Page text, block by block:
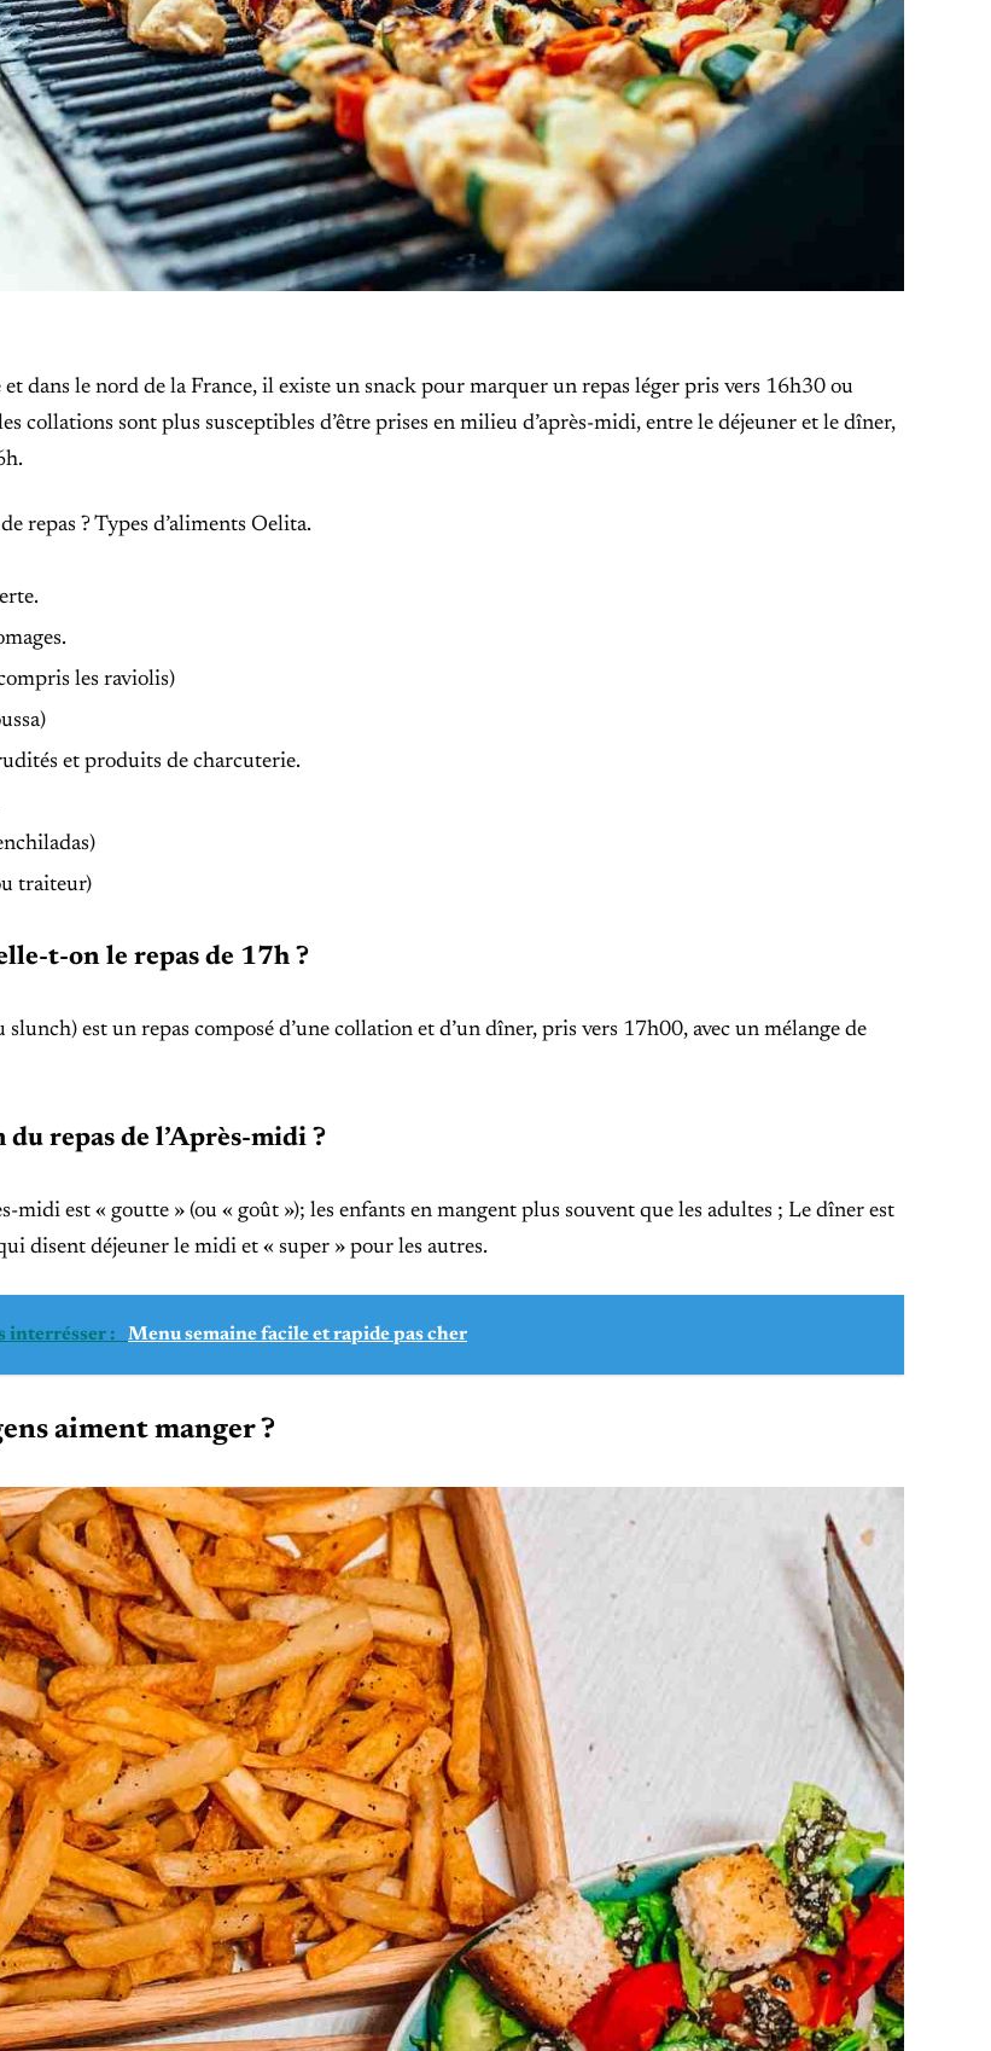
dans le nord de la France, il existe un snack pour marquer un repas léger pris vers 16h30 ou
collations sont plus susceptibles d’être prises en milieu d’après-midi, entre le déjeuner et le dîner,
repas ? Types d’aliments Oelita.
les raviolis)
et produits de charcuterie.
traiteur)
t-on le repas de 17h ?
slunch) est un repas composé d’une collation et d’un dîner, pris vers 17h00, avec un mélange de
du repas de l’Après-midi ?
midi est « goutte » (ou « goût »); les enfants en mangent plus souvent que les adultes ; Le dîner est
disent déjeuner le midi et « super » pour les autres.
interrésser : Menu semaine facile et rapide pas cher
aiment manger ?